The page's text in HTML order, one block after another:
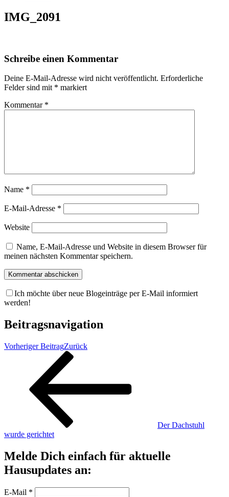
IMG_2091
Schreibe einen Kommentar
Deine E-Mail-Adresse wird nicht veröffentlicht. Erforderliche
Felder sind mit * markiert
Kommentar *
Name *
E-Mail-Adresse *
Website
Name, E-Mail-Adresse und Website in diesem Browser für
meinen nächsten Kommentar speichern.
Ich möchte über neue Blogeinträge per E-Mail informiert
werden!
Beitragsnavigation
Vorheriger BeitragZurück
Der Dachstuhl
wurde gerichtet
Melde Dich einfach für aktuelle
Hausupdates an:
E-Mail *